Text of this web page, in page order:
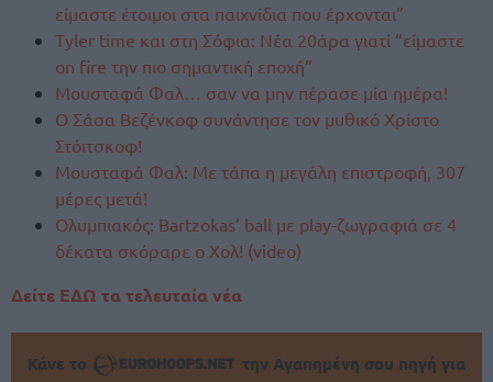
είμαστε έτοιμοι στα παιχνίδια που έρχονται”
Tyler time και στη Σόφια: Νέα 20άρα γιατί “είμαστε
on fire την πιο σημαντική εποχή”
Μουσταφά Φαλ… σαν να μην πέρασε μία ημέρα!
Ο Σάσα Βεζένκοφ συνάντησε τον μυθικό Χρίστο
Στόιτσκοφ!
Μουσταφά Φαλ: Με τάπα η μεγάλη επιστροφή, 307
μέρες μετά!
Ολυμπιακός: Bartzokas’ ball με play-ζωγραφιά σε 4
δέκατα σκόραρε ο Χολ! (video)
Δείτε ΕΔΩ τα τελευταία νέα
Κάνε το
την Αγαπημένη σου πηγή για